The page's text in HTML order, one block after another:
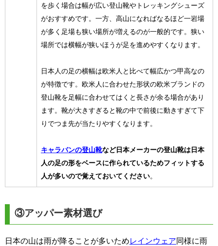
を歩く場合は幅が広い登山靴やトレッキングシューズ
がおすすめです。一方、高山になればなるほど一岩場
が多く足場も狭い場所が増えるのが一般的です。狭い
場所では横幅が狭いほうが足を進めやすくなります。
日本人の足の横幅は欧米人と比べて幅広かつ甲高なの
が特徴です。欧米人に合わせた形状の欧米ブランドの
登山靴を足幅に合わせてはくと長さが余る場合があり
ます。靴が大きすぎると靴の中で前後に動きすぎて下
りでつま先が当たりやすくなります。
キャラバンの登山靴など日本メーカーの登山靴は日本
人の足の形をベースに作られているためフィットする
人が多いので覚えておいてください。
③アッパー素材選び
日本の山は雨が降ることが多いためレインウェア同様に雨